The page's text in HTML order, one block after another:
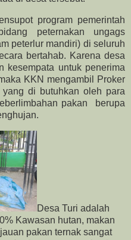
program pemerintah
peternakan ungags
peterlur mandiri) di seluruh
bertahab. Karena desa
kesempata untuk penerima
KKN mengambil Proker
yang di butuhkan oleh para
pakan
berupa
Desa Turi adalah
Kawasan hutan, makan
pakan ternak sangat